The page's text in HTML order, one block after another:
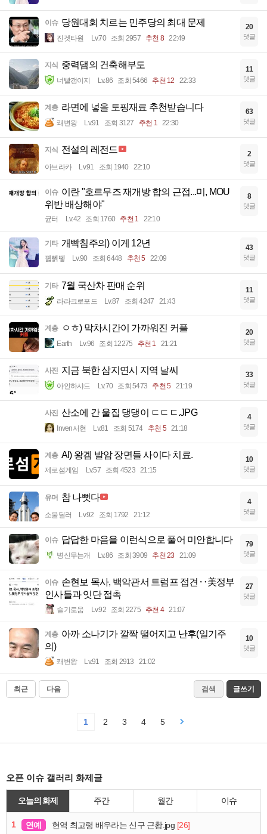
이슈 당원대회 치르는 민주당의 최대 문제
진겟타원 Lv.70 조회 2957 추천 8 22:49
20
댓글
지식 중력댐의 건축해부도
너빨갱이지 Lv.86 조회 5466 추천 12 22:33
11
댓글
계층 라면에 넣을 토핑재료 추천받습니다
쾌변왕 Lv.91 조회 3127 추천 1 22:30
63
댓글
지식 전설의 레전드
아브라카 Lv.91 조회 1940 22:10
2
댓글
이슈 이란 "호르무즈 재개방 합의 근접...미, MOU
위반 배상해야"
균터 Lv.42 조회 1760 추천 1 22:10
8
댓글
기타 개빡침주의) 이게 12년
꿻뻵뗗 Lv.90 조회 6448 추천 5 22:09
43
댓글
기타 7월 국산차 판매 순위
라라크로포드 Lv.87 조회 4247 21:43
11
댓글
계층 ㅇㅎ) 막차시간이 가까워진 커플
Earth Lv.96 조회 12275 추천 1 21:21
20
댓글
사진 지금 북한 삼지연시 지역 날씨
아인하샤드 Lv.70 조회 5473 추천 5 21:19
33
댓글
사진 산소에 간 울집 댕댕이 ㄷㄷㄷ.JPG
Inven서현 Lv.81 조회 5174 추천 5 21:18
4
댓글
계층 AI) 왕겜 발암 장면들 사이다 치료.
제로섬게임 Lv.57 조회 4523 21:15
10
댓글
유머 참 나뻣다
소울딜러 Lv.92 조회 1792 21:12
4
댓글
이슈 답답한 마음을 이런식으로 풀어 미안합니다
병신무는개 Lv.86 조회 3909 추천 23 21:09
79
댓글
이슈 손현보 목사, 백악관서 트럼프 접견‥美정부
인사들과 잇단 접촉
슬기로움 Lv.92 조회 2275 추천 4 21:07
27
댓글
계층 아까 소나기가 깔짝 떨어지고 난후(일기주
의)
쾌변왕 Lv.91 조회 2913 21:02
10
댓글
최근 다음 검색 글쓰기
1 2 3 4 5
오픈 이슈 갤러리 화제글
오늘의 화제 주간 월간 이슈
1 연예 현역 최고령 배우라는 신구 근황.jpg [26]